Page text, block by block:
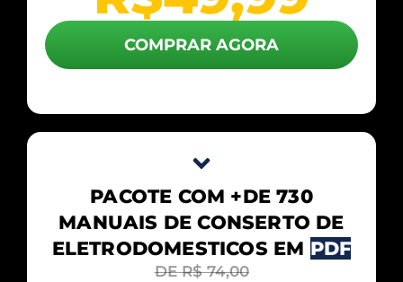
COMPRAR AGORA
PACOTE COM +DE 730
MANUAIS DE CONSERTO DE
ELETRODOMESTICOS EM PDF
DE R$ 74,00